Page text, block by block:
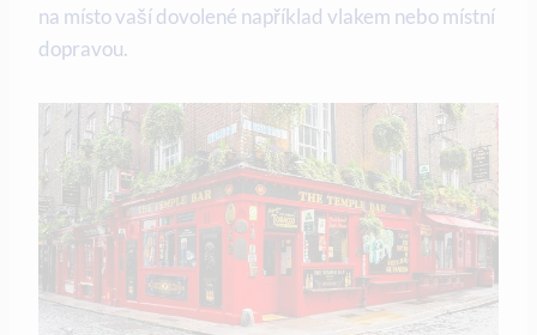
⁢na místo ⁤vaší ​dovolené například vlakem⁢ nebo ‌místní
dopravou.